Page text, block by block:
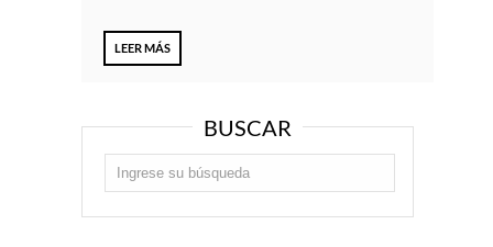
LEER MÁS
BUSCAR